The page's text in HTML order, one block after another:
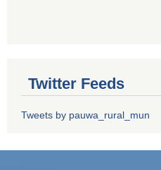
Twitter Feeds
Tweets by pauwa_rural_mun